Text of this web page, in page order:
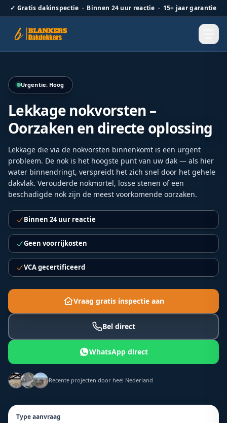
✓ Gratis dakinspectie · Binnen 24 uur reactie · 15+ jaar garantie
Urgentie: Hoog
Lekkage nokvorsten –
Oorzaken en directe oplossing
Lekkage die via de nokvorsten binnenkomt is een urgent
probleem. De nok is het hoogste punt van uw dak — als hier
water binnendringt, verspreidt het zich snel door het gehele
dakvlak. Verouderde nokmortel, losse stenen of een
beschadigde nok zijn de meest voorkomende oorzaken.
Binnen 24 uur reactie
Geen voorrijkosten
VCA gecertificeerd
Vraag gratis inspectie aan
Bel direct
WhatsApp direct
Recente projecten door heel Nederland
Type aanvraag